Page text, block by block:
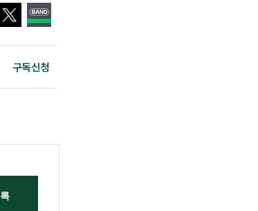
구독신청